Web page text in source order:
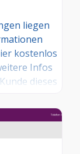
liegen
kostenlos
Infos
dieses
anderen